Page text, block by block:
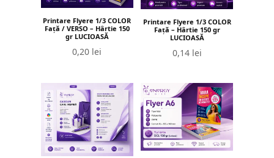
Printare Flyere 1/3 COLOR
Față / VERSO – Hârtie 150
gr LUCIOASĂ
0,20 lei
Printare Flyere 1/3 COLOR
Față – Hârtie 150 gr
LUCIOASĂ
0,14 lei